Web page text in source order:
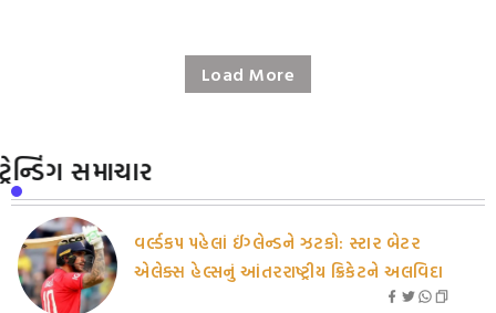
Load More
ટ્રેન્ડિંગ સમાચાર
વર્લ્ડકપ પહેલાં ઈંગ્લેન્ડને ઝટકો: સ્ટાર બેટર
એલેક્સ હેલ્સનું આંતરરાષ્ટ્રીય ક્રિકેટને અલવિદા